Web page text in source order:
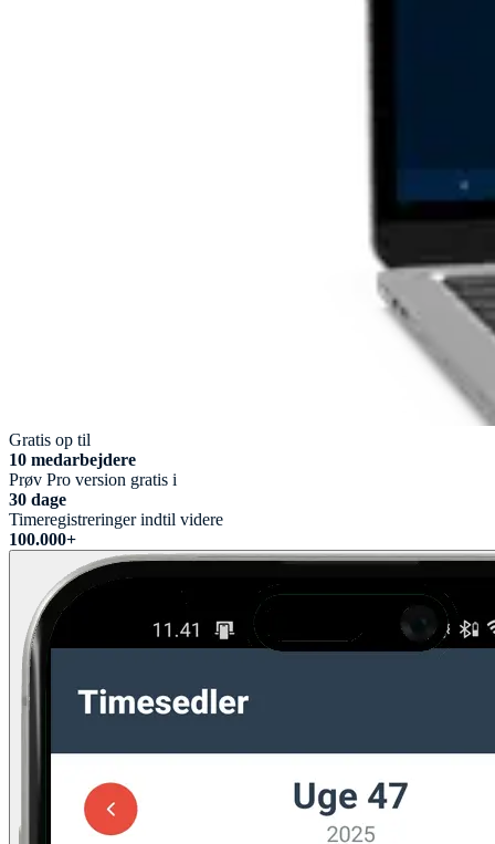
Gratis op til
10 medarbejdere
Prøv Pro version gratis i
30 dage
Timeregistreringer indtil videre
100.000+